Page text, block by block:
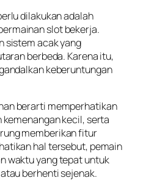
dilakukan adalah
slot bekerja.
sistem acak yang
berbeda. Karena itu,
keberuntungan
berarti memperhatikan
kecil, serta
memberikan fitur
hal tersebut, pemain
waktu yang tepat untuk
berhenti sejenak.